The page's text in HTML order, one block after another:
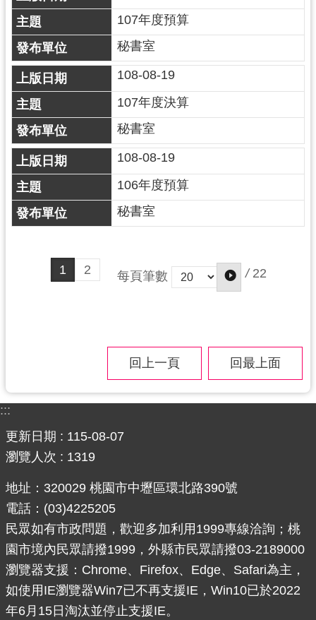
107年度預算
秘書室
108-08-19
107年度決算
秘書室
108-08-19
106年度預算
秘書室
1 2 每頁筆數 / 22
回上一頁 回最上面
:::
更新日期
115-08-07
瀏覽人次
1319
地址：320029 桃園市中壢區環北路390號
電話：(03)4225205
民眾如有市政問題，歡迎多加利用1999專線洽詢；桃
園市境內民眾請撥1999，外縣市民眾請撥03-2189000
瀏覽器支援：Chrome、Firefox、Edge、Safari為主，
如使用IE瀏覽器Win7已不再支援IE，Win10已於2022
年6月15日淘汰並停止支援IE。